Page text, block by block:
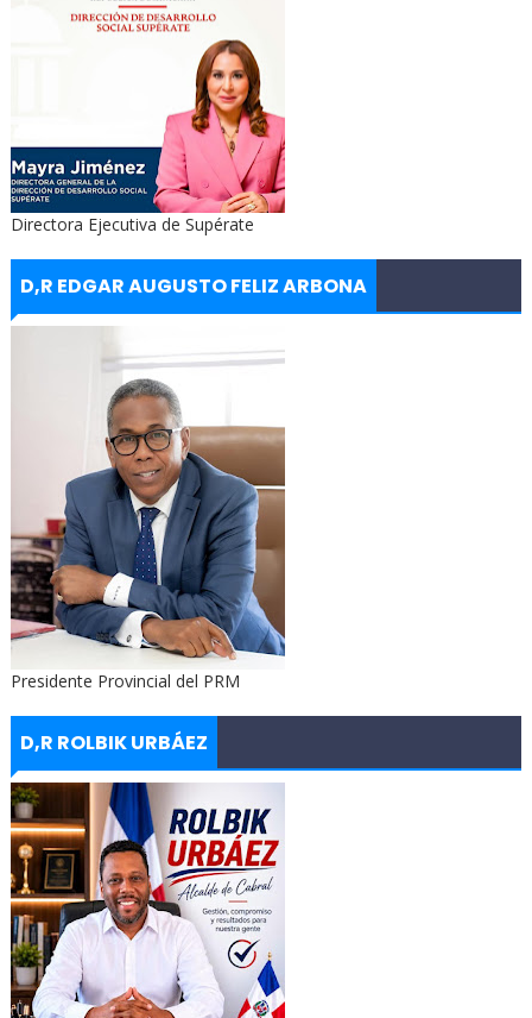
Directora Ejecutiva de Supérate
D,R EDGAR AUGUSTO FELIZ ARBONA
Presidente Provincial del PRM
D,R ROLBIK URBÁEZ